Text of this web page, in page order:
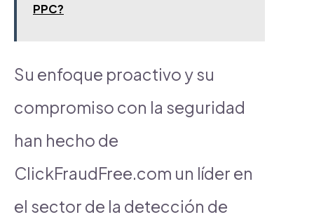
PPC?
Su enfoque proactivo y su
compromiso con la seguridad
han hecho de
ClickFraudFree.com un líder en
el sector de la detección de